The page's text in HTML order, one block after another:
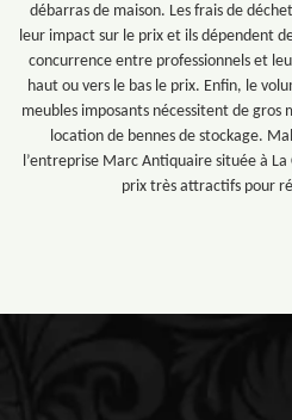
débarras de maison. Les frais de
leur impact sur le prix et ils dépendent
concurrence entre professionnels et
haut ou vers le bas le prix. Enfin, le
meubles imposants nécessitent de
location de bennes de stockage.
l’entreprise Marc Antiquaire située à La
prix très attractifs pour